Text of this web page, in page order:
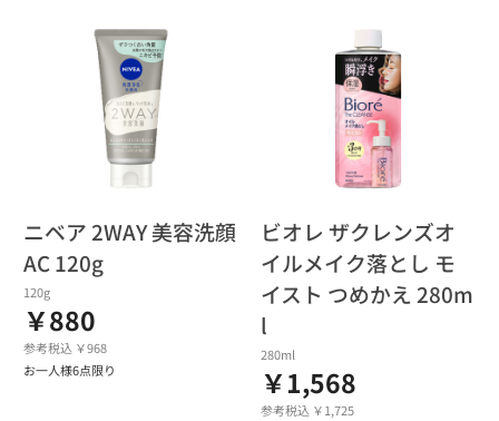
ニベア 2WAY 美容洗顔
AC 120g
120g
￥880
参考税込 ￥968
お一人様6点限り
ビオレ ザクレンズオ
イルメイク落とし モ
イスト つめかえ 280m
l
280ml
￥1,568
参考税込 ￥1,725